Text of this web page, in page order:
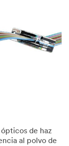
de haz
al polvo de